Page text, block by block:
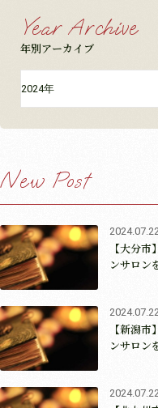
Year Archive
年別アーカイブ
2024年
New Post
【大分
ンサロン
2024.07.22
【新潟
ンサロン
2024.07.22